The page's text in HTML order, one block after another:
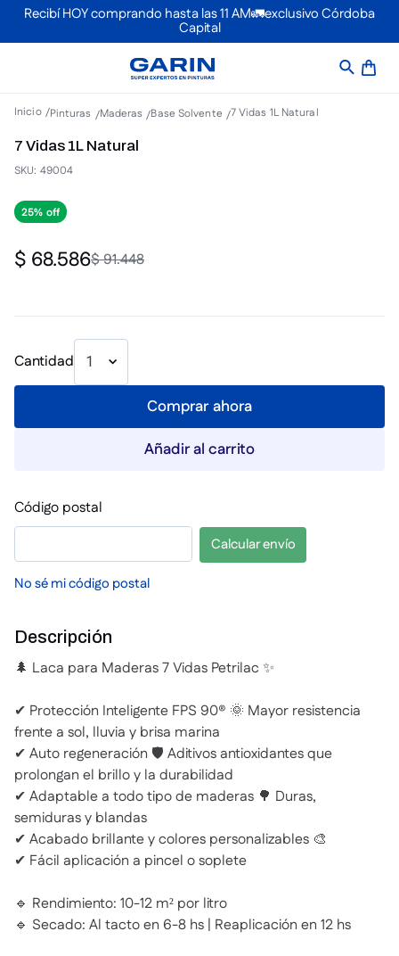
Recibí HOY comprando hasta las 11 AM🚛exclusivo Córdoba
Capital
Pinturas Maderas Base Solvente 7 Vidas 1L Natural
7 Vidas 1L Natural
SKU: 49004
25%
$91.448
$ 68.586
Cantidad 1
Comprar ahora
Añadir al carrito
Código postal
No sé mi código postal
Calcular envío
Descripción
🌲 Laca para Maderas 7 Vidas Petrilac ✨
✔ Protección Inteligente FPS 90® 🌞 Mayor resistencia
frente a sol, lluvia y brisa marina
✔ Auto regeneración 🛡️ Aditivos antioxidantes que
prolongan el brillo y la durabilidad
✔ Adaptable a todo tipo de maderas 🌳 Duras,
semiduras y blandas
✔ Acabado brillante y colores personalizables 🎨
✔ Fácil aplicación a pincel o soplete
🔹 Rendimiento: 10-12 m² por litro
🔹 Secado: Al tacto en 6-8 hs | Reaplicación en 12 hs